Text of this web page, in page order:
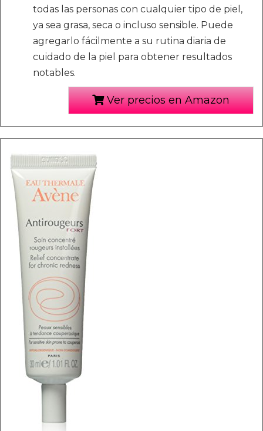
todas las personas con cualquier tipo de piel,
ya sea grasa, seca o incluso sensible. Puede
agregarlo fácilmente a su rutina diaria de
cuidado de la piel para obtener resultados
notables.
Ver precios en Amazon